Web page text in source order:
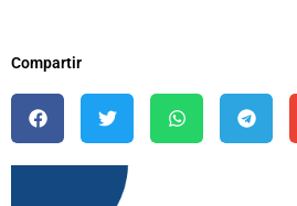
Compartir